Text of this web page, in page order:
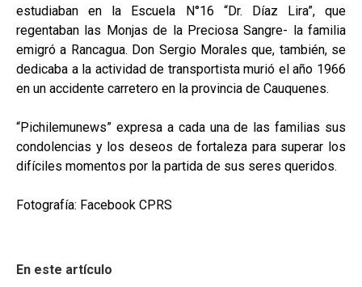
estudiaban en la Escuela N°16 “Dr. Díaz Lira”, que
regentaban las Monjas de la Preciosa Sangre- la familia
emigró a Rancagua. Don Sergio Morales que, también, se
dedicaba a la actividad de transportista murió el año 1966
en un accidente carretero en la provincia de Cauquenes.
“Pichilemunews” expresa a cada una de las familias sus
condolencias y los deseos de fortaleza para superar los
difíciles momentos por la partida de sus seres queridos.
Fotografía: Facebook CPRS
En este artículo